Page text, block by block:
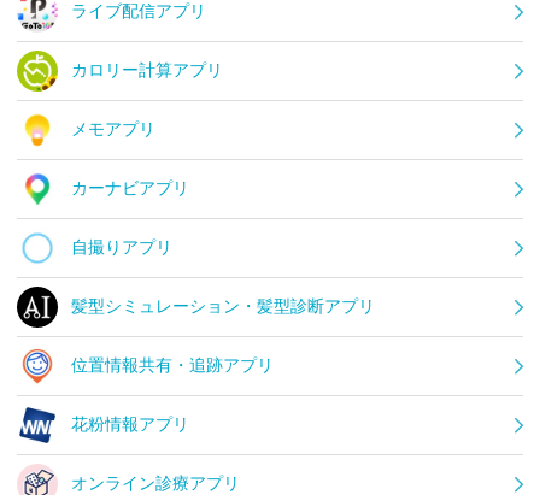
ライブ配信アプリ
カロリー計算アプリ
メモアプリ
カーナビアプリ
自撮りアプリ
髪型シミュレーション・髪型診断アプリ
位置情報共有・追跡アプリ
花粉情報アプリ
オンライン診療アプリ